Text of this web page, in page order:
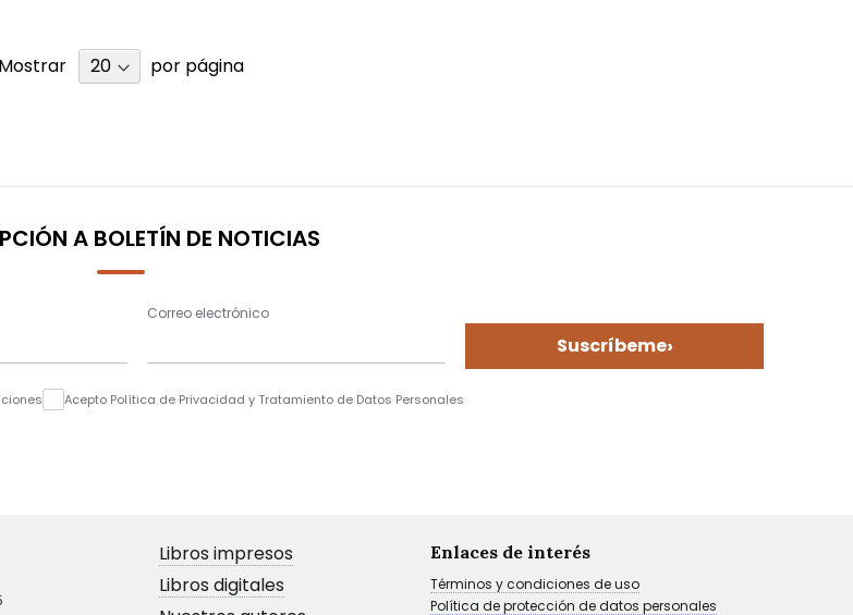
Mostrar por página
A BOLETÍN DE NOTICIAS
Correo electrónico
Suscríbeme›
Acepto Política de Privacidad y Tratamiento de Datos Personales
Libros impresos
Libros digitales
Enlaces de interés
Términos y condiciones de uso
Política de protección de datos personales